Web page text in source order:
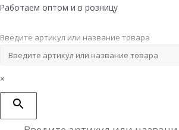
Перейти
содержимому
Работаем оптом и в розницу
Введите артикул или название товара
×